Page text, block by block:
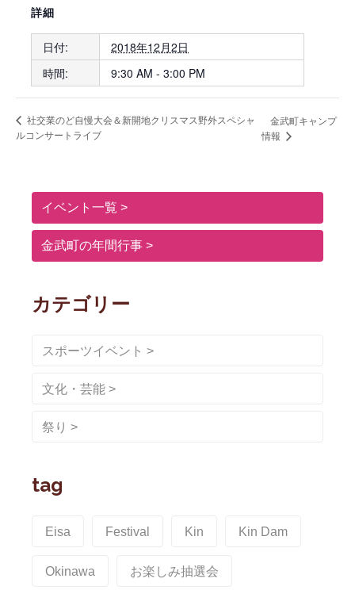
詳細
日付:
2018年12月2日
時間:
9:30 AM - 3:00 PM
社交業のど自慢大会＆新開地クリスマス野外スペシャ
ルコンサートライブ
金武町キャンプ
情報
イベント一覧
金武町の年間行事
カテゴリー
スポーツイベント
文化・芸能
祭り
tag
Eisa Festival Kin Kin Dam
Okinawa お楽しみ抽選会